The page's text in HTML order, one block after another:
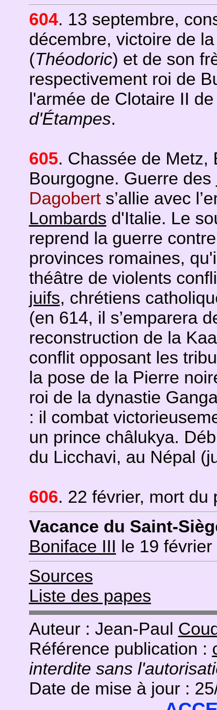
604. 13 septembre,
décembre, victoire de
(Théodoric) et de son
respectivement roi de
l'armée de Clotaire II
d'Étampes.
605. Chassée de Metz,
Bourgogne. Guerre des
Dagoberts’allie avec
Lombards d'Italie. Le
reprend la guerre
provinces romaines,
théâtre de violents
juifs, chrétiens
(en 614, il s’emparera
reconstruction de la
conflit opposant les
la pose de la Pierre
roi de la dynastie
: il combat
un prince châlukya.
du Licchavi, au Népal
606. 22 février, mort du
Vacance du Saint-
Boniface III le 19
Sources
Liste des papes
Auteur : Jean-Paul
Référence publication :
interdite sans
Date de mise à jour :